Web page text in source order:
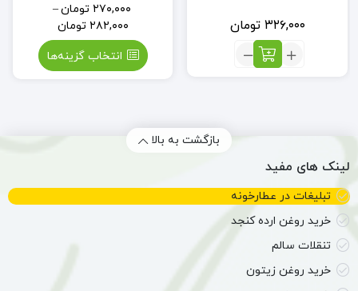
۳۲۶,۰۰۰ تومان
تعداد:
سرکه
۲۷۰,۰۰۰ تومان–
۲۸۲,۰۰۰ تومان
انتخاب گزینه‌ها
بازگشت به بالا
لینک های مفید
تبلیغات در عطارخونه
خرید روغن ارده کنجد
تنقلات سالم
خرید روغن زیتون